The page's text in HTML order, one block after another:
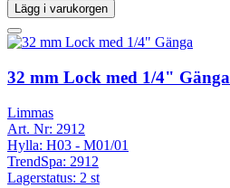
Lägg i varukorgen
32 mm Lock med 1/4" Gänga
Limmas
Art. Nr: 2912
Hylla: H03 - M01/01
TrendSpa: 2912
Lagerstatus: 2 st